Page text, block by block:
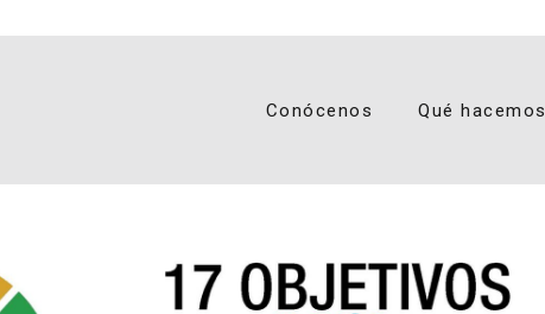
Conócenos Qué hacemos